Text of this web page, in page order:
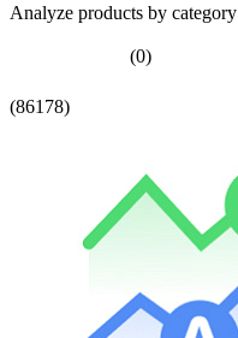
Analyze products by category
(0)
(86178)